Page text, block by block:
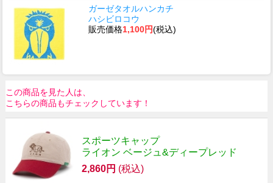
ガーゼタオルハンカチ
ハシビロコウ
販売価格1,100円(税込)
この商品を見た人は、
こちらの商品もチェックしています！
スポーツキャップ
ライオン ベージュ&ディープレッド
2,860円 (税込)